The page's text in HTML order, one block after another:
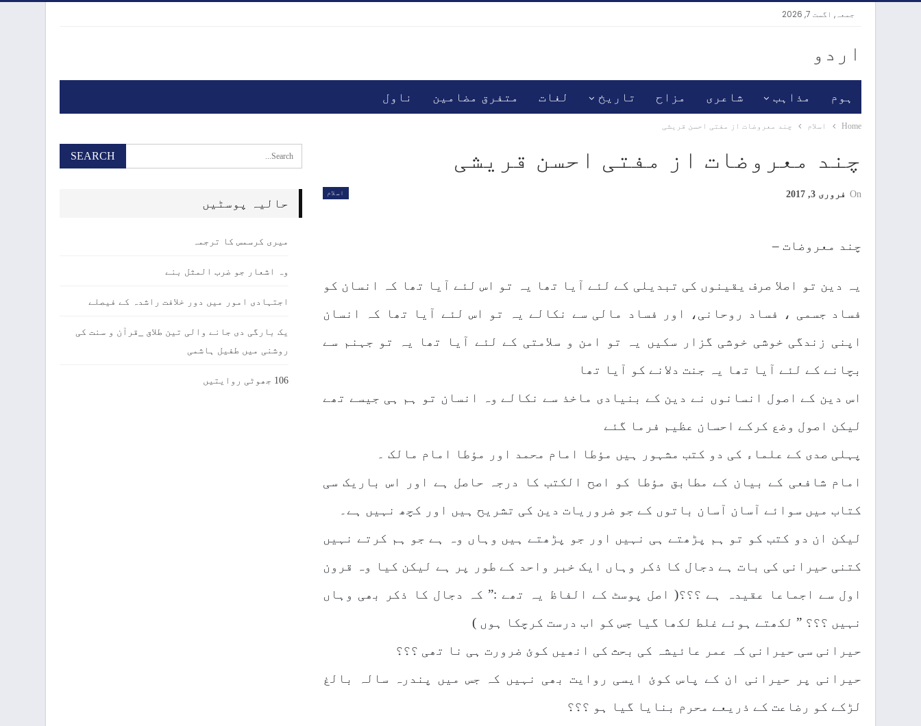
جمعہ, اگست 7, 2026
اردو
ہوم مذاہب شاعری مزاح تاریخ لغات متفرق مضامین ناول
Home اسلام چند معروضات از مفتی احسن قریشی
چند معروضات از مفتی احسن قریشی
اسلام On فروری 3, 2017
چند معروضات –
یہ دین تو اصلا صرف یقینوں کی تبدیلی کے لئے آیا تھا یہ تو اس لئے آیا تھا کہ انسان کو
فساد جسمی ، فساد روحانی، اور فساد مالی سے نکالے یہ تو اس لئے آیا تھا کہ انسان
اپنی زندگی خوشی خوشی گزار سکیں یہ تو امن و سلامتی کے لئے آیا تھا یہ تو جہنم سے
بچانے کے لئے آیا تھا یہ جنت دلانے کو آیا تھا
اس دین کے اصول انسانوں نے دین کے بنیادی ماخذ سے نکالے وہ انسان تو ہم ہی جیسے تھے
لیکن اصول وضع کرکے احسان عظیم فرما گئے
پہلی صدی کے علماء کی دو کتب مشہور ہیں مؤطا امام محمد اور مؤطا امام مالک ۔
امام شافعی کے بیان کے مطابق مؤطا کو اصح الکتب کا درجہ حاصل ہے اور اس باریک سی
کتاب میں سوائے آسان آسان باتوں کے جو ضروریات دین کی تشریح ہیں اور کچھ نہیں ہے۔
لیکن ان دو کتب کو تو ہم پڑھتے ہی نہیں اور جو پڑھتے ہیں وہاں وہ ہے جو ہم کرتے نہیں
کتنی حیرانی کی بات ہے دجال کا ذکر وہاں ایک خبر واحد کے طور پر ہے لیکن کیا وہ قرون
اول سے اجماعا عقیدہ ہے ؟؟؟( اصل پوسٹ کے الفاظ یہ تھے :” کہ دجال کا ذکر بھی وہاں
نہیں ؟؟؟ ” لکھتے ہوئے غلط لکھا گیا جس کو اب درست کرچکا ہوں )
حیرانی سی حیرانی کہ عمر عائیشہ کی بحث کی انھیں کوئ ضرورت ہی نا تھی ؟؟؟
حیرانی پر حیرانی ان کے پاس کوئ ایسی روایت بھی نہیں کہ جس میں پندرہ سالہ بالغ
لڑکے کو رضاعت کے ذریعے محرم بنایا گیا ہو ؟؟؟
حالیہ پوسٹیں
میری کرسمس کا ترجمہ
وہ اشعار جو ضرب المثل بنے
اجتہادی امور میں دور خلافت راشدہ کے فیصلے
یک بارگی دی جانے والی تین طلاق _قرآن و سنت کی
روشنی میں طفیل ہاشمی
106 جھوٹی روایتیں